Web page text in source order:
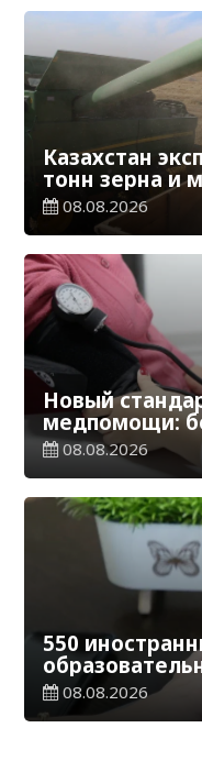
Казахстан
тонн зерна и
эквиваленте
08.08.2026
Новый
медпомощи:
казахстанцев
08.08.2026
550
обучения в
08.08.2026